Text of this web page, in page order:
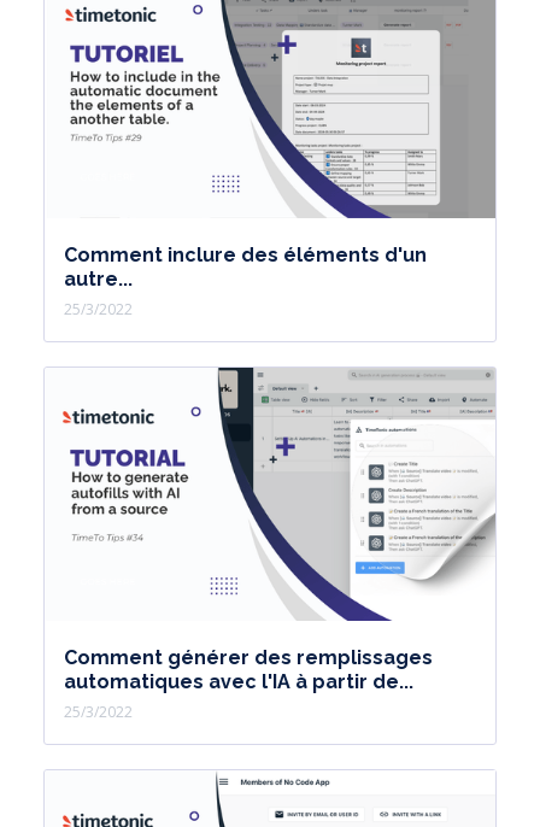
Comment inclure des éléments d'un
autre...
25/3/2022
Comment générer des remplissages
automatiques avec l'IA à partir de...
25/3/2022